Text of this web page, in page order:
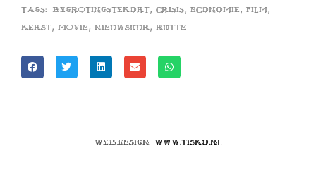
Tags: begrotingstekort, crisis, economie, film,
kerst, movie, nieuwsuur, rutte
Webdesign www.tisko.nl